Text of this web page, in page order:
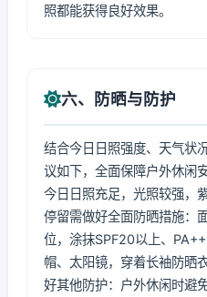
照都能获得良好效果。
六、防晒与防护
结合今日日照强度、天气状
议如下，全面保障户外休闲安
今日日照充足，光照较强，
停留需做好全面防晒措施：
位，涂抹SPF20以上、
帽、太阳镜，穿着长袖防晒
好其他防护：户外休闲时避